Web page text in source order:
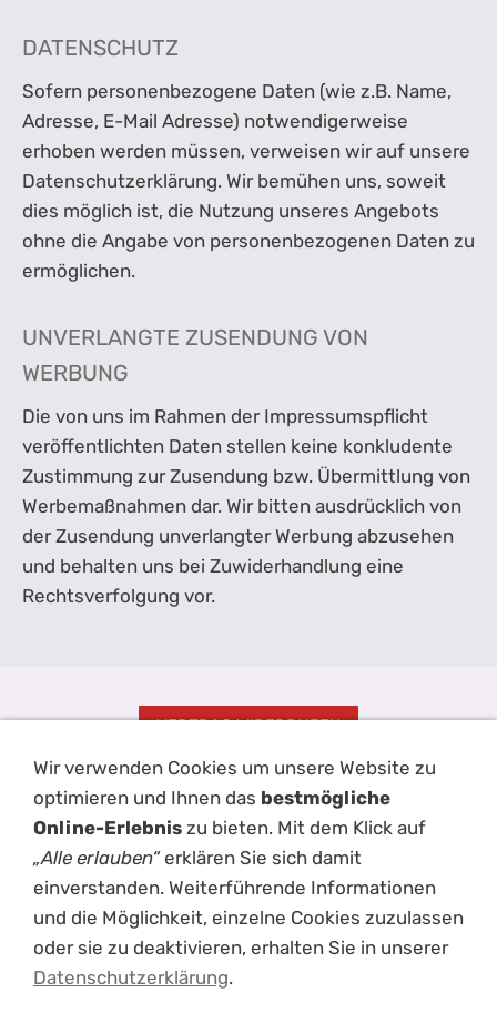
DATENSCHUTZ
Sofern personenbezogene Daten (wie z.B. Name,
Adresse, E-Mail Adresse) notwendigerweise
erhoben werden müssen, verweisen wir auf unsere
Datenschutzerklärung. Wir bemühen uns, soweit
dies möglich ist, die Nutzung unseres Angebots
ohne die Angabe von personenbezogenen Daten zu
ermöglichen.
UNVERLANGTE ZUSENDUNG VON
WERBUNG
Die von uns im Rahmen der Impressumspflicht
veröffentlichten Daten stellen keine konkludente
Zustimmung zur Zusendung bzw. Übermittlung von
Werbemaßnahmen dar. Wir bitten ausdrücklich von
der Zusendung unverlangter Werbung abzusehen
und behalten uns bei Zuwiderhandlung eine
Rechtsverfolgung vor.
VERTRAG WIDERRUFEN
Impressum AGBKontaktHilfeDisclaimerDatenschutz
HaftungsausschlussVersand
Wir verwenden Cookies um unsere Website zu
optimieren und Ihnen das bestmögliche
Online-Erlebnis zu bieten. Mit dem Klick auf
„Alle erlauben“erklären Sie sich damit
einverstanden. Weiterführende Informationen
und die Möglichkeit, einzelne Cookies zuzulassen
oder sie zu deaktivieren, erhalten Sie in unserer
Datenschutzerklärung.